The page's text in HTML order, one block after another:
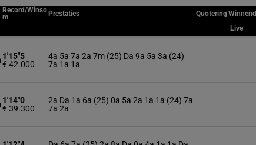
Record/Winso
m
Prestaties QuoteringWinnend
Live
1'15"5
€ 42.000
4a 5a 7a 2a 7m (25) Da 9a 5a 3a (24)
7a 1a 1a
1'14"0
€ 39.300
2a Da 1a 6a (25) 0a 5a 2a 1a 1a (24) 7a
7a 2a